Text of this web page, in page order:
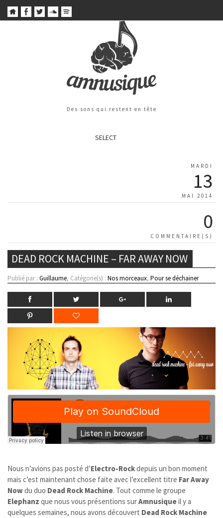
Des sons qui restent en tête
SELECT
MARDI
13
MAI 2014
0
COMMENTAIRE(S)
DEAD ROCK MACHINE – FAR AWAY NOW
Publié par : Guillaume, Catégorie(s) : Nos morceaux, Pour se déchainer
Nous n’avions pas posté d’Electro-Rockdepuis un bon moment
mais c’est maintenant chose faite avec l’excellent titre Far Away
Nowdu duo Dead Rock Machine. Tout comme le groupe
Elephanz que nous vous présentions surAmnusiqueil y a
quelques semaines, nous avons découvert Dead Rock Machine